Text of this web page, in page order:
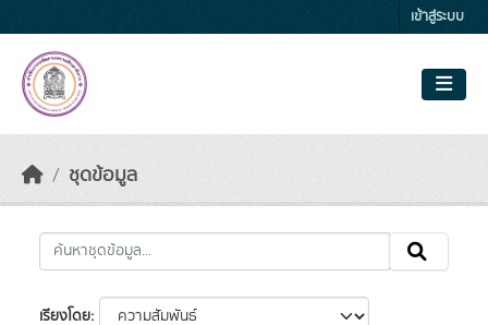
เข้าสู่ระบบ
ชุดข้อมูล
เรียงโดย